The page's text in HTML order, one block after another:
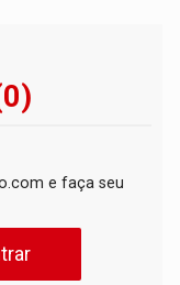
e faça seu